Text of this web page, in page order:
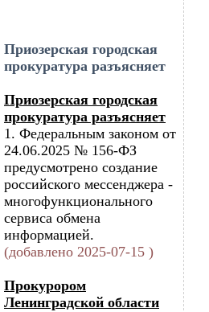
Приозерская городская
прокуратура разъясняет
Приозерская городская
прокуратура разъясняет
1. Федеральным законом от
24.06.2025 № 156-ФЗ
предусмотрено создание
российского мессенджера -
многофункционального
сервиса обмена
информацией.
(добавлено 2025-07-15 )
Прокурором
Ленинградской области